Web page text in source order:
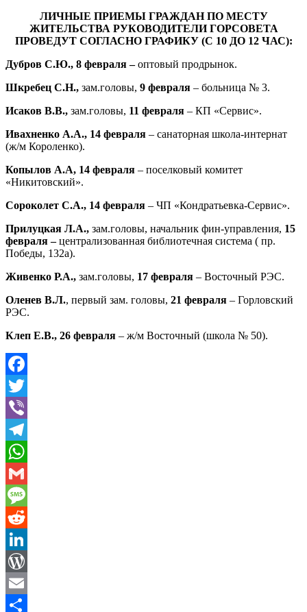
ЛИЧНЫЕ ПРИЕМЫ ГРАЖДАН ПО МЕСТУ
ЖИТЕЛЬСТВА РУКОВОДИТЕЛИ ГОРСОВЕТА
ПРОВЕДУТ СОГЛАСНО ГРАФИКУ (С 10 ДО 12 ЧАС):
Дубров С.Ю., 8 февраля –оптовый продрынок.
Шкребец С.Н., зам.головы, 9 февраля – больница № 3.
Исаков В.В., зам.головы, 11 февраля – КП «Сервис».
Ивахненко А.А., 14 февраля – санаторная школа-интернат
(ж/м Короленко).
Копылов А.А, 14 февраля – поселковый комитет
«Никитовский».
Сороколет С.А., 14 февраля – ЧП «Кондратьевка-Сервис».
Прилуцкая Л.А., зам.головы, начальник фин-управления, 15
февраля –централизованная библиотечная система ( пр.
Победы, 132а).
Живенко Р.А., зам.головы, 17 февраля – Восточный РЭС.
Оленев В.Л., первый зам. головы, 21 февраля – Горловский
РЭС.
Клеп Е.В., 26 февраля – ж/м Восточный (школа № 50).
Facebook
Twitter
Viber
Telegram
WhatsApp
Gmail
Message
Reddit
LinkedIn
WordPress
Email